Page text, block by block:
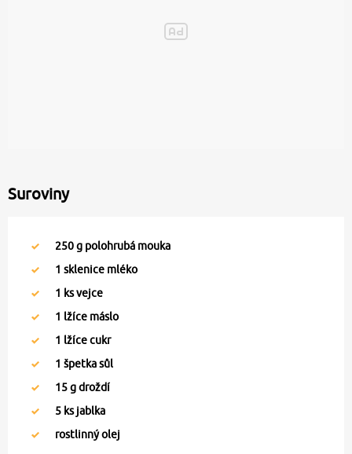
Suroviny
250g polohrubá mouka
1 sklenice mléko
1 ks vejce
1 lžíce máslo
1 lžíce cukr
1 špetka sůl
15g droždí
5 ks jablka
rostlinný olej